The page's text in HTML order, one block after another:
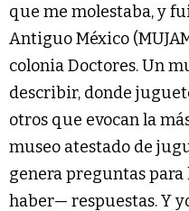
que me molestaba, y
Antiguo México
colonia Doctores. Un
describir, donde
otros que evocan la
museo atestado de
genera preguntas
haber— respuestas. Y